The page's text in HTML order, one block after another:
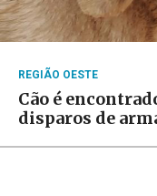
REGIÃO OESTE
Cão é
disparos de